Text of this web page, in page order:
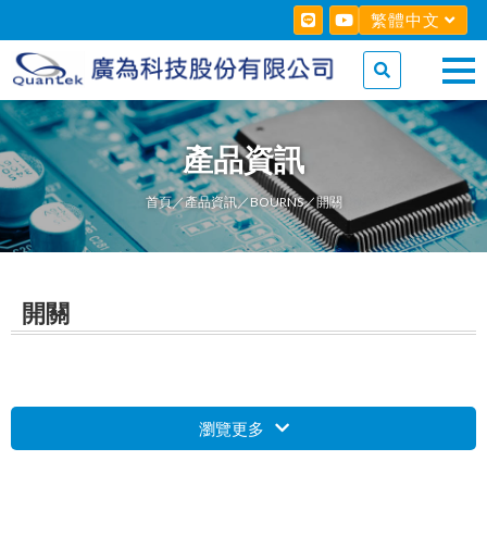
繁體中文
產品資訊
首頁／產品資訊／BOURNS／開關
開關
瀏覽更多